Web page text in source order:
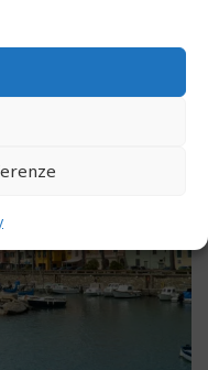
LEGGI ALTRO...